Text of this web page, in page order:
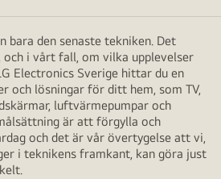
bara den senaste tekniken. Det
och i vårt fall, om vilka upplevelser
Electronics Sverige hittar du en
och lösningar för ditt hem, som TV,
luftvärmepumpar och
är att förgylla och
och det är vår övertygelse att vi,
i teknikens framkant, kan göra just